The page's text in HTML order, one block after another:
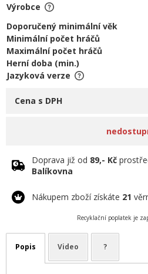
Výrobce
Doporučený minimální věk
Minimální počet hráčů
Maximální počet hráčů
Herní doba (min.)
Jazyková verze
Cena s DPH
Doprava již od 89,- Kč
Balíkovna
Nákupem zboží získáte 21
Recyklační poplatek je
Popis Video ?